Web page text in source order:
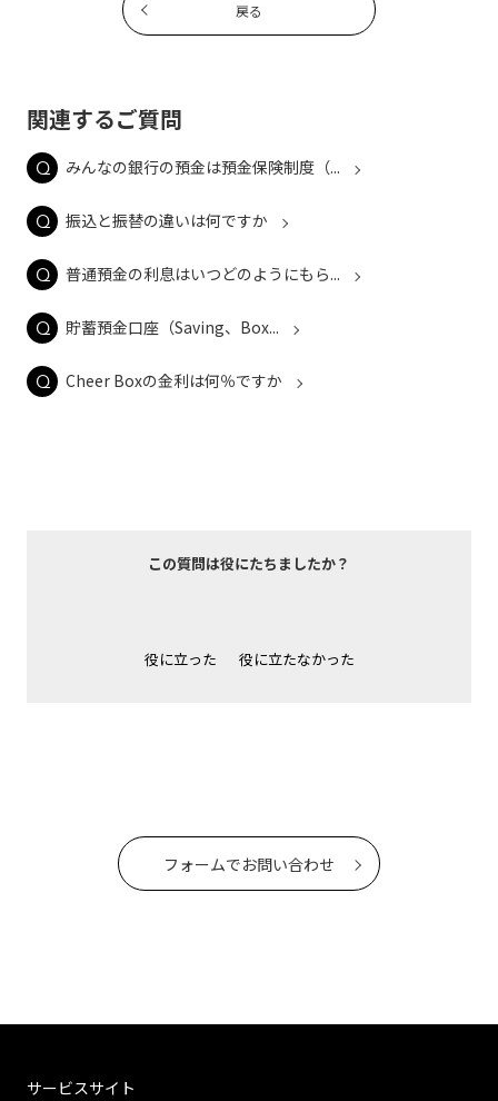
戻る
関連するご質問
みんなの銀行の預金は預金保険制度（...
振込と振替の違いは何ですか
普通預金の利息はいつどのようにもら...
貯蓄預金口座（Saving、Box...
Cheer Boxの金利は何％ですか
この質問は役にたちましたか？
役に立った 役に立たなかった
フォームでお問い合わせ
サービスサイト